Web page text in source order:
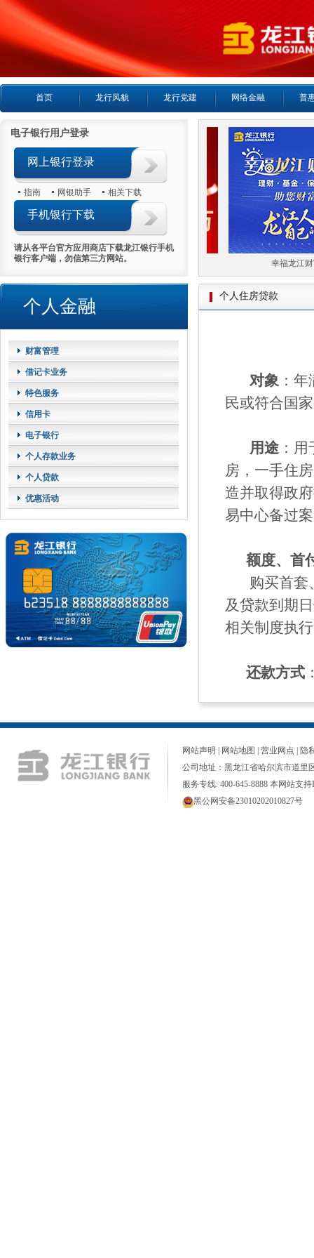
首页 龙行风貌 龙行党建 网络金融 普
电子银行用户登录
网上银行登录
指南 网银助手 相关下载
手机银行下载
请从各平台官方应用商店下载龙江银行手机
银行客户端，勿信第三方网站。
个人金融
财富管理
借记卡业务
特色服务
信用卡
电子银行
个人存款业务
个人贷款
优惠活动
喜报首日热销5000万 幸福龙江财
个人住房贷款
对象 ：
民或符合国
用途 ：
房，一手住
造并取得政
易中心备过
额度、首付
购买首套
及贷款到期
相关制度执
还款方式
网站声明 网站地图 营业网点
隐
公司地址：黑龙江省哈尔滨市道里
服务专线: 400-645-8888 本网站支持
黑公网安备23010202010827号